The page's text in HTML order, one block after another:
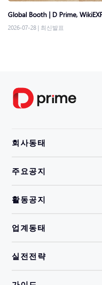
Global Booth | D Prime,
2026-07-28 | 최신발표
회사동태
주요공지
활동공지
업계동태
실전전략